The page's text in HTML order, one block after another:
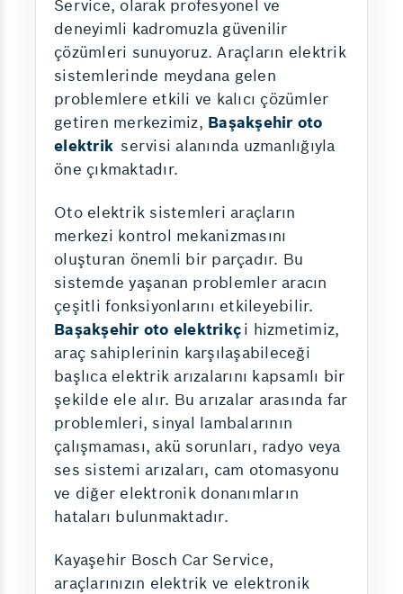
Service, olarak profesyonel ve
deneyimli kadromuzla güvenilir
çözümleri sunuyoruz. Araçların elektrik
sistemlerinde meydana gelen
problemlere etkili ve kalıcı çözümler
getiren merkezimiz, Başakşehir oto
elektrik servisi alanında uzmanlığıyla
öne çıkmaktadır.
Oto elektrik sistemleri araçların
merkezi kontrol mekanizmasını
oluşturan önemli bir parçadır. Bu
sistemde yaşanan problemler aracın
çeşitli fonksiyonlarını etkileyebilir.
Başakşehir oto elektrikçi hizmetimiz,
araç sahiplerinin karşılaşabileceği
başlıca elektrik arızalarını kapsamlı bir
şekilde ele alır. Bu arızalar arasında far
problemleri, sinyal lambalarının
çalışmaması, akü sorunları, radyo veya
ses sistemi arızaları, cam otomasyonu
ve diğer elektronik donanımların
hataları bulunmaktadır.
Kayaşehir Bosch Car Service,
araçlarınızın elektrik ve elektronik